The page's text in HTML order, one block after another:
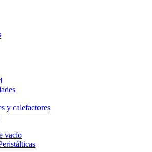
y calefactores
vacío